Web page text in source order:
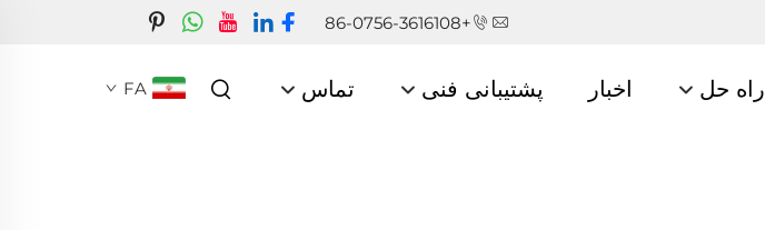
+86-0756-3616108
راه حل اخبار پشتیبانی فنی تماس FA